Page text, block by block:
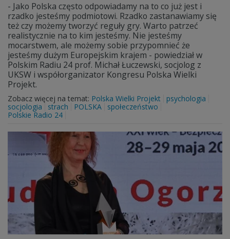
- Jako Polska często odpowiadamy na to co już jest i
rzadko jesteśmy podmiotowi. Rzadko zastanawiamy się
też czy możemy tworzyć reguły gry. Warto patrzeć
realistycznie na to kim jesteśmy. Nie jesteśmy
mocarstwem, ale możemy sobie przypomnieć że
jesteśmy dużym Europejskim krajem - powiedział w
Polskim Radiu 24 prof. Michał Łuczewski, socjolog z
UKSW i współorganizator Kongresu Polska Wielki
Projekt.
Zobacz więcej na temat: Polska Wielki Projekt
psychologia
socjologia
strach POLSKA
społeczeństwo
Polskie Radio 24